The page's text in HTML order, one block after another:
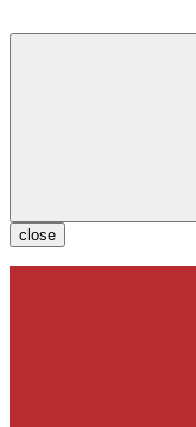
close